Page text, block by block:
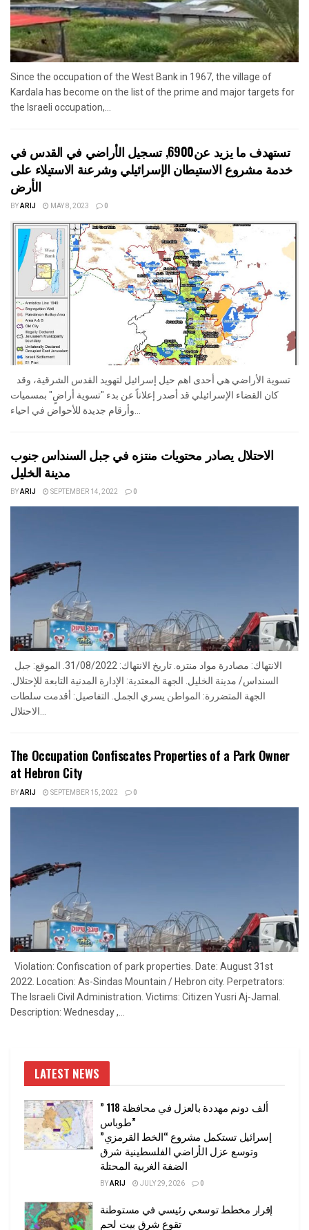
Since the occupation of the West Bank in 1967, the village of
Kardala has become on the list of the prime and major targets for
the Israeli occupation,...
تستهدف ما يزيد عن6900, تسجيل الأراضي في القدس في
خدمة مشروع الاستيطان الإسرائيلي وشرعنة الاستيلاء على
الأرض
BYARIJ MAY 8, 2023 0
كان القضاء الإسرائيلي قد أصدر إعلاناً عن بدء "تسوية أراضٍ" بمسميات
وأرقام جديدة للأحواض في احياء...
الاحتلال يصادر محتويات منتزه في جبل السنداس جنوب
مدينة الخليل
BYARIJ SEPTEMBER 14, 2022 0
السنداس/ مدينة الخليل. الجهة المعتدية: الإدارة المدنية التابعة للإحتلال.
الجهة المتضررة: المواطن يسري الجمل. التفاصيل: أقدمت سلطات
الاحتلال...
The Occupation Confiscates Properties of a Park Owner
at Hebron City
BYARIJ SEPTEMBER 15, 2022 0
Violation: Confiscation of park properties. Date: August 31st
2022. Location: As-Sindas Mountain / Hebron city. Perpetrators:
The Israeli Civil Administration. Victims: Citizen Yusri Aj-Jamal.
Description: Wednesday ,...
LATEST NEWS
” 118 ألف دونم مهددة بالعزل في محافظة
طوباس”
إسرائيل تستكمل مشروع “الخط القرمزي”
وتوسع عزل الأراضي الفلسطينية شرق
الضفة الغربية المحتلة
BYARIJ JULY 29, 2026 0
إقرار مخطط توسعي رئيسي في مستوطنة
تقوع شرق بيت لحم